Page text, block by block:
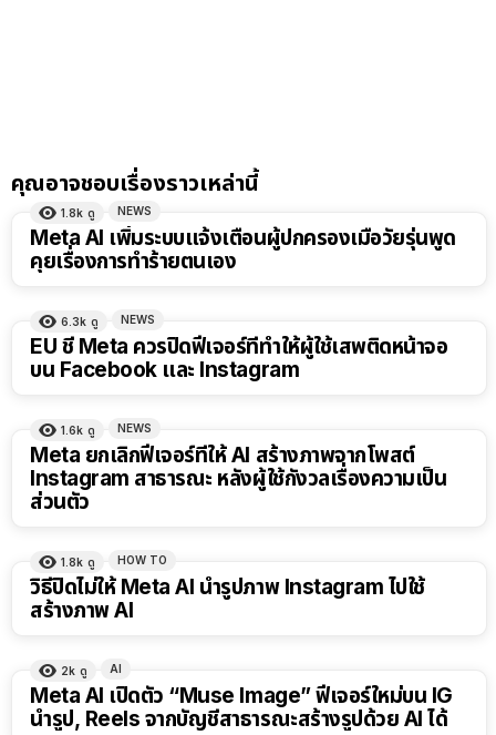
คุณอาจชอบเรื่องราวเหล่านี้
1.8k ดู NEWS
Meta AI เพิ่มระบบแจ้งเตือนผู้ปกครองเมื่อวัยรุ่นพูด
คุยเรื่องการทำร้ายตนเอง
6.3k ดู NEWS
EU ชี้ Meta ควรปิดฟีเจอร์ที่ทำให้ผู้ใช้เสพติดหน้าจอ
บน Facebook และ Instagram
1.6k ดู NEWS
Meta ยกเลิกฟีเจอร์ที่ให้ AI สร้างภาพจากโพสต์
Instagram สาธารณะ หลังผู้ใช้กังวลเรื่องความเป็น
ส่วนตัว
1.8k ดู HOW TO
วิธีปิดไม่ให้ Meta AI นำรูปภาพ Instagram ไปใช้
สร้างภาพ AI
2k ดู AI
Meta AI เปิดตัว “Muse Image” ฟีเจอร์ใหม่บน IG
นำรูป, Reels จากบัญชีสาธารณะสร้างรูปด้วย AI ได้